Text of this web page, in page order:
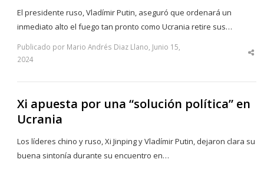
El presidente ruso, Vladímir Putin, aseguró que ordenará un
inmediato alto el fuego tan pronto como Ucrania retire sus…
Publicado por Mario Andrés Diaz Llano, Junio 15,
2024
Xi apuesta por una “solución política” en
Ucrania
Los líderes chino y ruso, Xi Jinping y Vladímir Putin, dejaron clara su
buena sintonía durante su encuentro en…